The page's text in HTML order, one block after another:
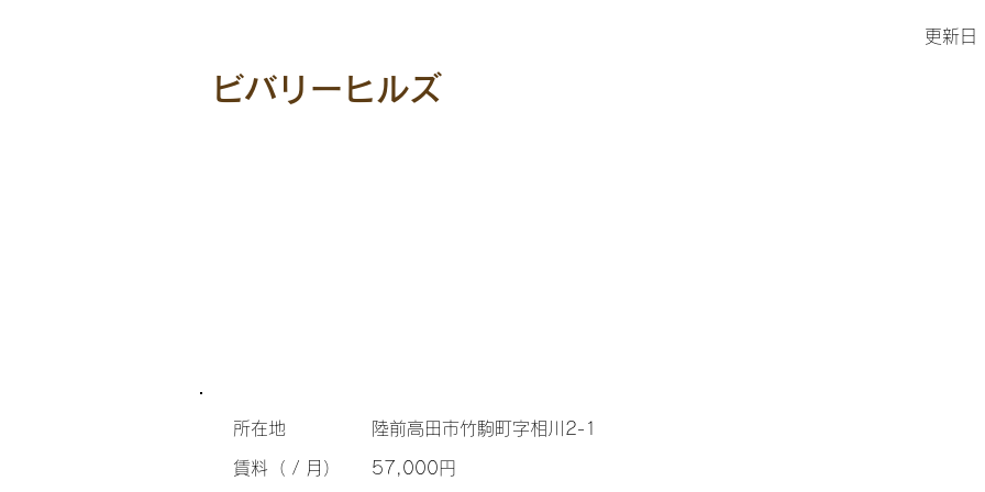
更新日
ビバリーヒルズ
所在地 陸前高田市竹駒町字相川2-1
​賃料（ / 月） 57,000円